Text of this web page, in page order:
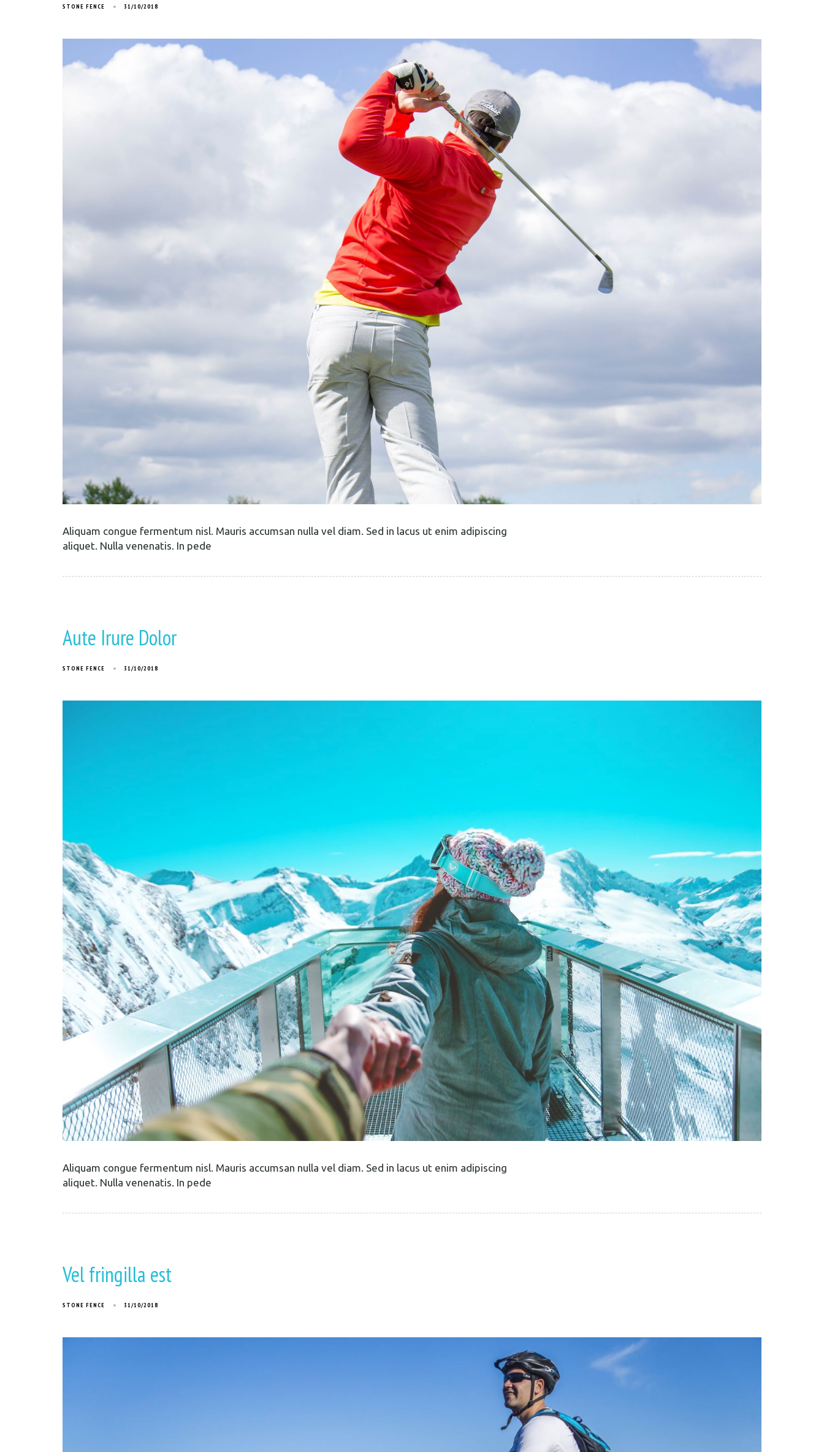
STONE FENCE 31/10/2018
Aliquam congue fermentum nisl. Mauris accumsan nulla vel diam. Sed in lacus ut enim adipiscing
aliquet. Nulla venenatis. In pede
Aute Irure Dolor
STONE FENCE 31/10/2018
Aliquam congue fermentum nisl. Mauris accumsan nulla vel diam. Sed in lacus ut enim adipiscing
aliquet. Nulla venenatis. In pede
Vel fringilla est
STONE FENCE 31/10/2018